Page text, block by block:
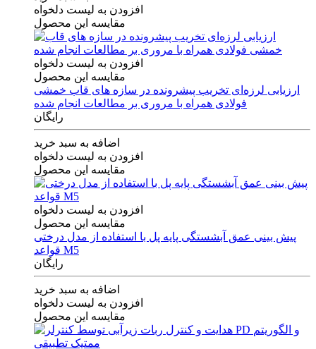
افزودن به لیست دلخواه
مقایسه این محصول
افزودن به لیست دلخواه
مقایسه این محصول
ارزیابی لرزه‌ای تخریب پیشرونده در سازه های قاب خمشی
فولادی همراه با مروری بر مطالعات انجام شده
رایگان
اضافه به سبد خرید
افزودن به لیست دلخواه
مقایسه این محصول
افزودن به لیست دلخواه
مقایسه این محصول
پیش بینی عمق آبشستگی پایه پل با استفاده از مدل درختی
قواعد M5
رایگان
اضافه به سبد خرید
افزودن به لیست دلخواه
مقایسه این محصول